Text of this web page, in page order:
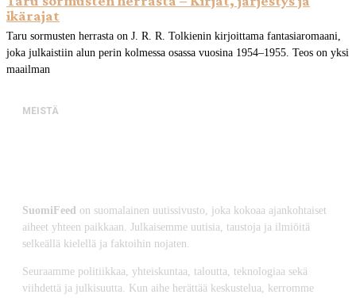
ikärajat
Taru sormusten herrasta on J. R. R. Tolkienin kirjoittama fantasiaromaani,
joka julkaistiin alun perin kolmessa osassa vuosina 1954–1955. Teos on yksi
maailman
MEISTÄ
SuomiFeed on suomalainen uutissivusto, joka kokoaa ajankohtaiset
aiheet yhteen paikkaan. Julkaisemme uutisia, taustoja ja ilmiöitä
selkeällä kielellä ja faktoihin nojaten.
Seuraamme politiikkaa, yhteiskuntaa, taloutta, teknologiaa sekä
viihdettä ja julkisuutta. Kun aihe herättää keskustelua, kerromme